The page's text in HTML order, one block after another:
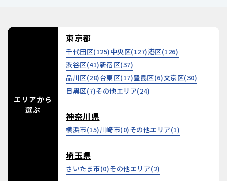
エリアから
選ぶ
東京都
千代田区(125)中央区(127)港区(126)
渋谷区(41)新宿区(37)
品川区(28)台東区(17)豊島区(6)文京区(30)
目黒区(7)その他エリア(24)
神奈川県
横浜市(15)川崎市(0)その他エリア(1)
埼玉県
さいたま市(0)その他エリア(2)